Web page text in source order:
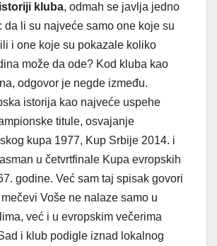
kluba, odmah se javlja jedno
da li su najveće samo one koje su
i one koje su pokazale koliko
može da ode? Kod kluba kao
odgovor je negde između.
istorija kao najveće uspehe
titule, osvajanje
kupa 1977, Kup Srbije 2014. i
u četvrtfinale Kupa evropskih
godine. Već sam taj spisak govori
Voše ne nalaze samo u
već i u evropskim večerima
i klub podigle iznad lokalnog